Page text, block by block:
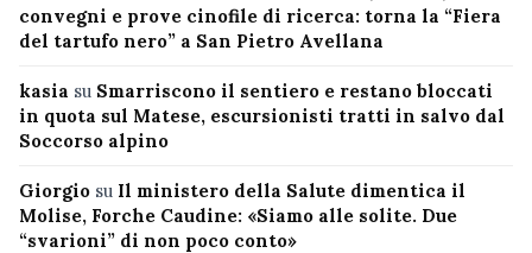
convegni e prove cinofile di ricerca: torna la “Fiera
del tartufo nero” a San Pietro Avellana
kasia su Smarriscono il sentiero e restano bloccati
in quota sul Matese, escursionisti tratti in salvo dal
Soccorso alpino
Giorgio su Il ministero della Salute dimentica il
Molise, Forche Caudine: «Siamo alle solite. Due
“svarioni” di non poco conto»